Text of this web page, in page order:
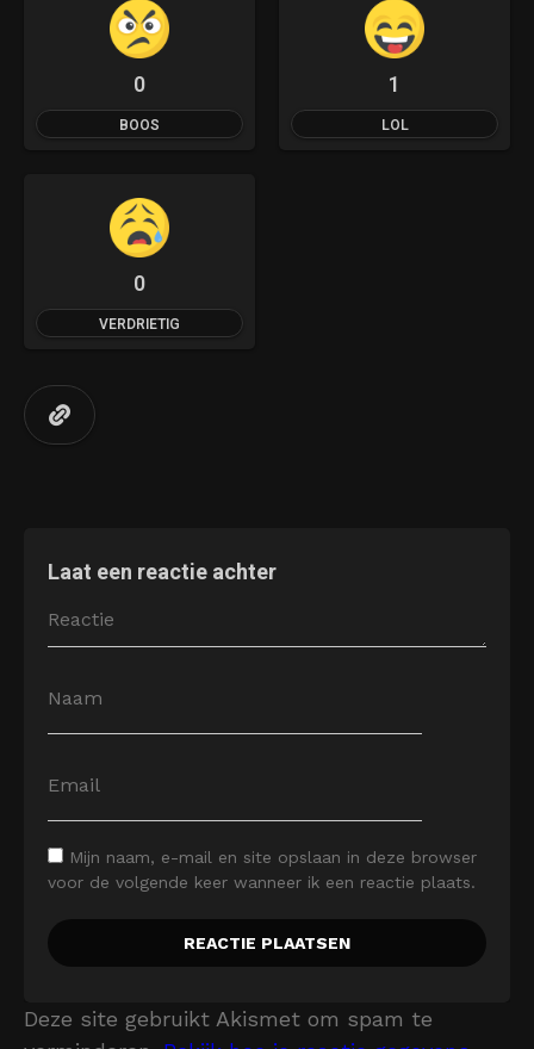
0
BOOS
1
LOL
0
VERDRIETIG
Laat een reactie achter
Mijn naam, e-mail en site opslaan in deze browser
voor de volgende keer wanneer ik een reactie plaats.
Deze site gebruikt Akismet om spam te